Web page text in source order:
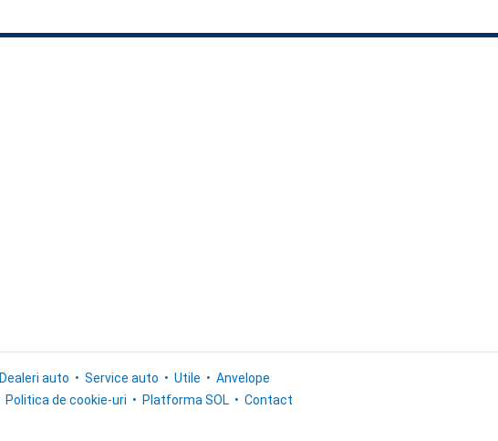
Dealeri auto Service auto Utile
Anvelope
Politica de cookie-uri Platforma SOL Contact